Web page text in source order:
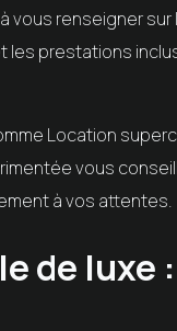
vous renseigner
les prestations
Location
vous
à vos attentes.
de